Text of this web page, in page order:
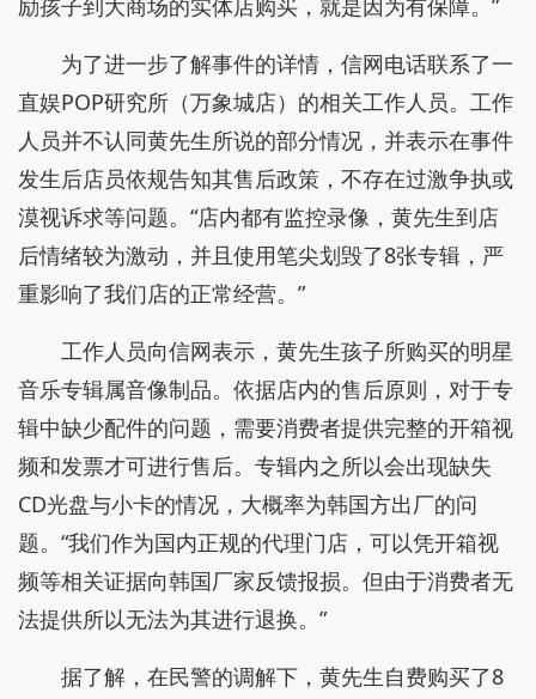
励孩子到大商场的实体店购买，就是因为有保障。”
为了进一步了解事件的详情，信网电话联系了一
直娱POP研究所（万象城店）的相关工作人员。工作
人员并不认同黄先生所说的部分情况，并表示在事件
发生后店员依规告知其售后政策，不存在过激争执或
漠视诉求等问题。“店内都有监控录像，黄先生到店
后情绪较为激动，并且使用笔尖划毁了8张专辑，严
重影响了我们店的正常经营。”
工作人员向信网表示，黄先生孩子所购买的明星
音乐专辑属音像制品。依据店内的售后原则，对于专
辑中缺少配件的问题，需要消费者提供完整的开箱视
频和发票才可进行售后。专辑内之所以会出现缺失
CD光盘与小卡的情况，大概率为韩国方出厂的问
题。“我们作为国内正规的代理门店，可以凭开箱视
频等相关证据向韩国厂家反馈报损。但由于消费者无
法提供所以无法为其进行退换。”
据了解，在民警的调解下，黄先生自费购买了8